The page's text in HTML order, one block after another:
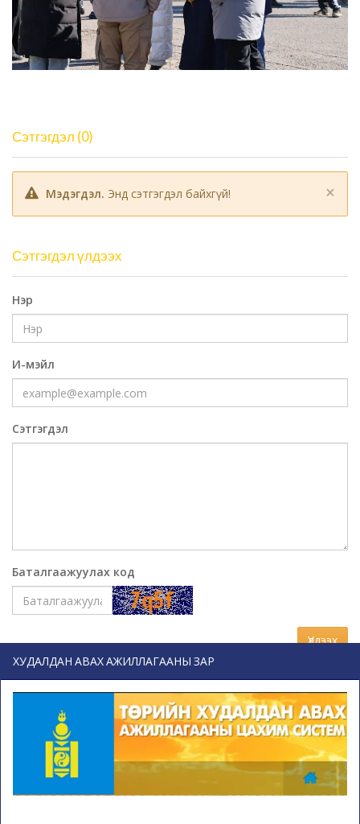
Сэтгэгдэл (0)
×
Мэдэгдэл. Энд сэтгэгдэл байхгүй!
Сэтгэгдэл үлдээх
Нэр
И-мэйл
Сэтгэгдэл
Баталгаажуулах код
Үлдээх
ХУДАЛДАН АВАХ АЖИЛЛАГААНЫ ЗАР